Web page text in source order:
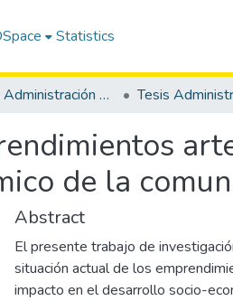
Statistics
Carrera de Administración de Empresas
de la
Abstract
El presente trabajo de
situación actual de los
impacto en el desarrollo socio-